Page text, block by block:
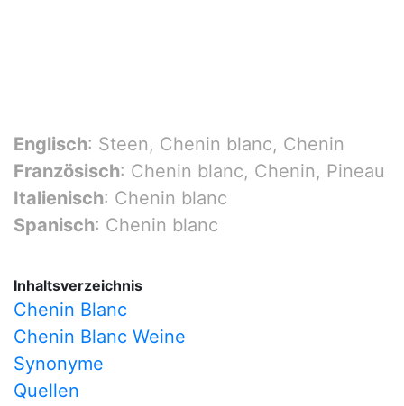
Englisch: Steen, Chenin blanc, Chenin
Französisch: Chenin blanc, Chenin, Pineau
Italienisch: Chenin blanc
Spanisch: Chenin blanc
Inhaltsverzeichnis
Chenin Blanc
Chenin Blanc Weine
Synonyme
Quellen